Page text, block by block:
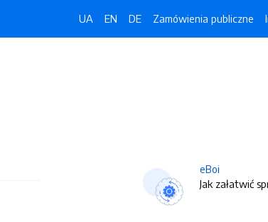
UA EN DE Zamówienia publiczne
eBoi
Jak załatwić